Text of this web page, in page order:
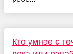
Кто умнее с